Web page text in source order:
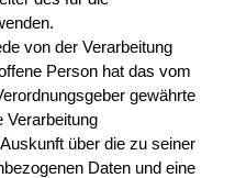
von der Verarbeitung
Person hat das vom
gewährte
Verarbeitung
über die zu seiner
Daten und eine